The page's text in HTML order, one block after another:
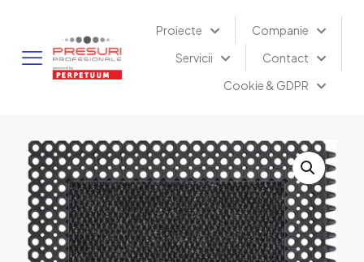
Proiecte
Companie
Servicii
Contact
Cookie & GDPR